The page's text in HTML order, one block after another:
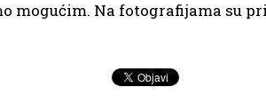
mogućim. Na fotografijama su